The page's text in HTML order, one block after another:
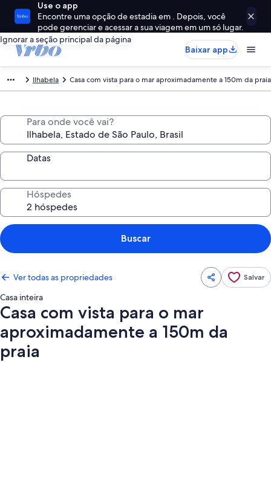
Use o app
Encontre uma opção de estadia em . Depois, você
pode gerenciar e acessar a sua viagem em um só lugar.
Ignorar a seção principal da página
Baixar app
Ilhabela Casa com vista para o mar aproximadamente a 150m da praia
Para onde você vai?
Datas
Hóspedes
Buscar
Ver todas as propriedades Salvar
Casa inteira
Casa com vista para o mar
aproximadamente a 150m da
praia